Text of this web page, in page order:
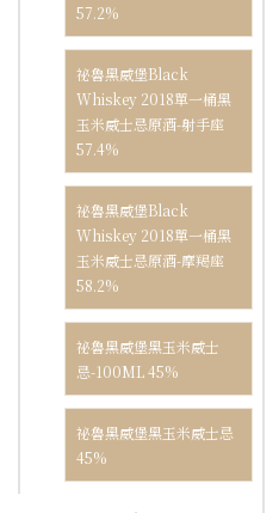
57.2%
祕魯黑威堡Black
Whiskey 2018單一桶黑
玉米威士忌原酒-射手座
57.4%
祕魯黑威堡Black
Whiskey 2018單一桶黑
玉米威士忌原酒-摩羯座
58.2%
祕魯黑威堡黑玉米威士
忌-100ML 45%
祕魯黑威堡黑玉米威士忌
45%